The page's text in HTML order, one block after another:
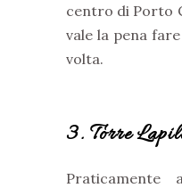
centro di Porto
vale la pena
volta.
3. Torre